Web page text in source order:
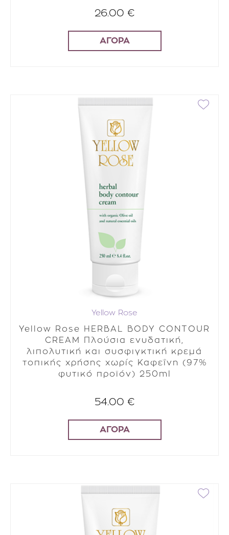
26.00 €
ΑΓΟΡΑ
Yellow Rose
Yellow Rose HERBAL BODY CONTOUR
CREAM Πλούσια ενυδατική,
λιπολυτική και συσφιγκτική κρεμά
τοπικής χρήσης χωρίς Καφεΐνη (97%
φυτικό προϊόν) 250ml
54.00 €
ΑΓΟΡΑ